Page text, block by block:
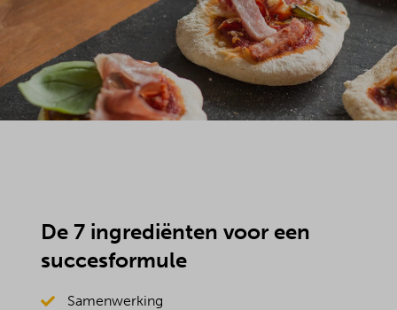
De 7 ingrediënten voor een
succesformule
Samenwerking